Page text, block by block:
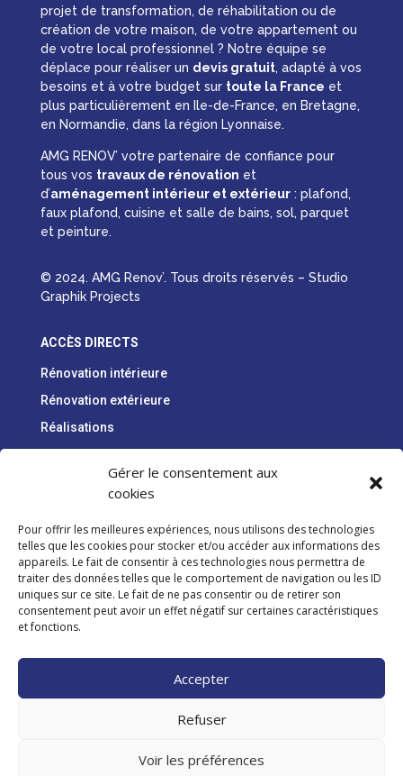
Gérer le consentement aux
cookies
Pour offrir les meilleures expériences, nous utilisons des technologies
telles que les cookies pour stocker et/ou accéder aux informations des
appareils. Le fait de consentir à ces technologies nous permettra de
traiter des données telles que le comportement de navigation ou les ID
uniques sur ce site. Le fait de ne pas consentir ou de retirer son
consentement peut avoir un effet négatif sur certaines caractéristiques
et fonctions.
Accepter
Refuser
Voir les préférences
projet de transformation, de réhabilitation ou de
création de votre maison, de votre appartement ou
de votre local professionnel ? Notre équipe se
déplace pour réaliser un devis gratuit, adapté à vos
besoins et à votre budget sur toute la France et
plus particulièrement en Ile-de-France, en Bretagne,
en Normandie, dans la région Lyonnaise.
AMG RENOV’ votre partenaire de confiance pour
tous vos travaux de rénovation et
d’aménagement intérieur et extérieur: plafond,
faux plafond, cuisine et salle de bains, sol, parquet
et peinture.
© 2024. AMG Renov’. Tous droits réservés – Studio
Graphik Projects
ACCÈS DIRECTS
Rénovation intérieure
Rénovation extérieure
Réalisations
INFORMATIONS
Mentions légales
Politique de confidentialité
Politique de cookies